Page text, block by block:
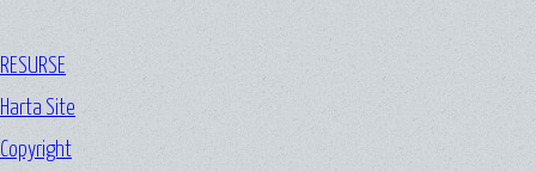
RESURSE
Harta Site
Copyright